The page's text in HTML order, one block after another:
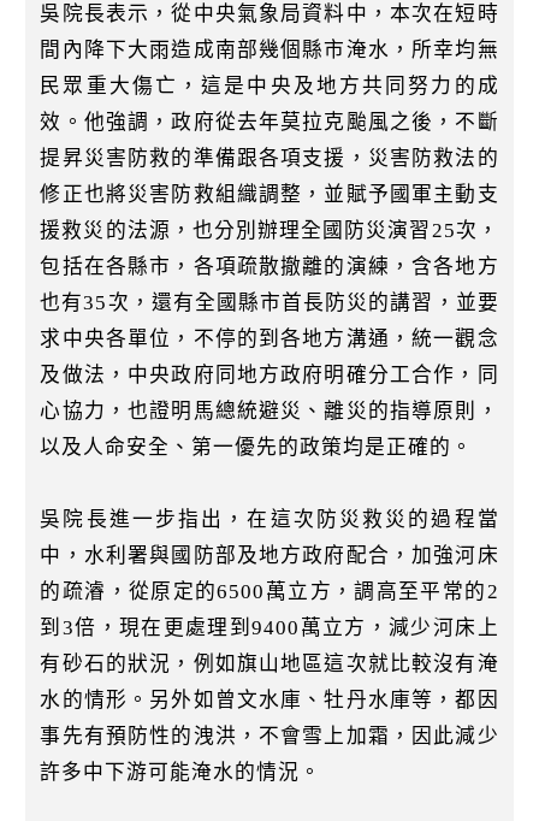
吳院長表示，從中央氣象局資料中，本次在短時
間內降下大雨造成南部幾個縣市淹水，所幸均無
民眾重大傷亡，這是中央及地方共同努力的成
效。他強調，政府從去年莫拉克颱風之後，不斷
提昇災害防救的準備跟各項支援，災害防救法的
修正也將災害防救組織調整，並賦予國軍主動支
援救災的法源，也分別辦理全國防災演習25次，
包括在各縣市，各項疏散撤離的演練，含各地方
也有35次，還有全國縣市首長防災的講習，並要
求中央各單位，不停的到各地方溝通，統一觀念
及做法，中央政府同地方政府明確分工合作，同
心協力，也證明馬總統避災、離災的指導原則，
以及人命安全、第一優先的政策均是正確的。
吳院長進一步指出，在這次防災救災的過程當
中，水利署與國防部及地方政府配合，加強河床
的疏濬，從原定的6500萬立方，調高至平常的2
到3倍，現在更處理到9400萬立方，減少河床上
有砂石的狀況，例如旗山地區這次就比較沒有淹
水的情形。另外如曾文水庫、牡丹水庫等，都因
事先有預防性的洩洪，不會雪上加霜，因此減少
許多中下游可能淹水的情況。